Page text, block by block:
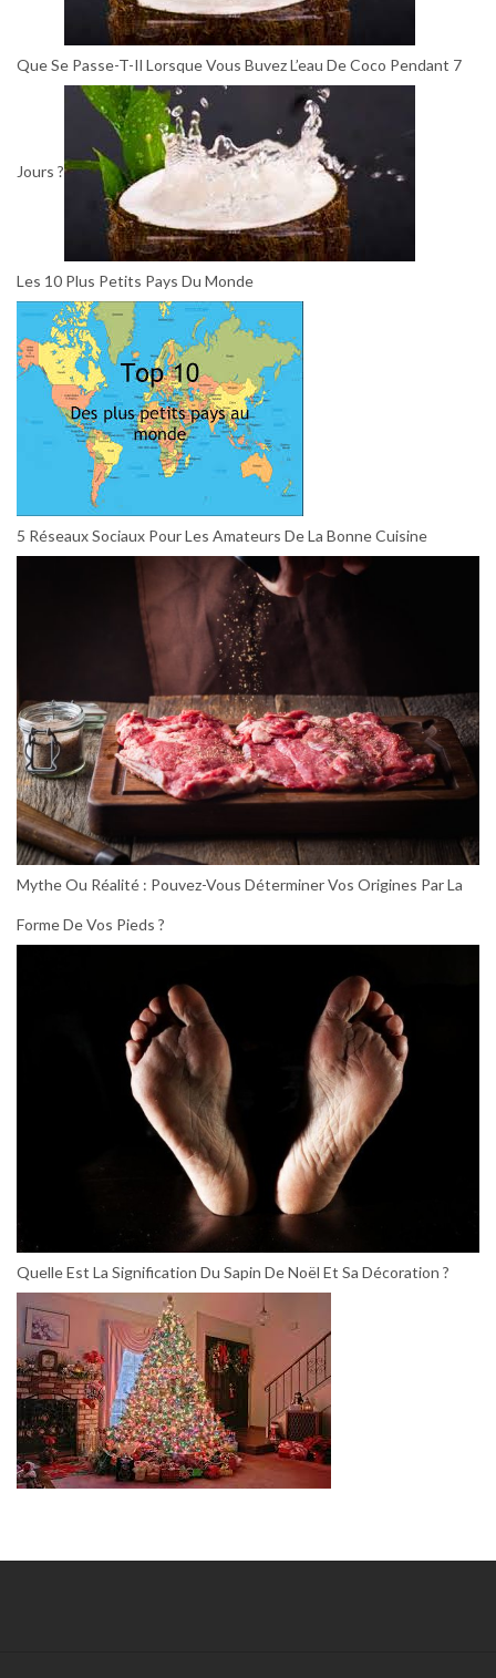
Que Se Passe-T-Il Lorsque Vous Buvez L’eau De Coco Pendant 7
Jours ?
Les 10 Plus Petits Pays Du Monde
5 Réseaux Sociaux Pour Les Amateurs De La Bonne Cuisine
Mythe Ou Réalité : Pouvez-Vous Déterminer Vos Origines Par La
Forme De Vos Pieds ?
Quelle Est La Signification Du Sapin De Noël Et Sa Décoration ?